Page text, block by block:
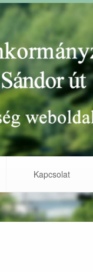
Kapcsolat